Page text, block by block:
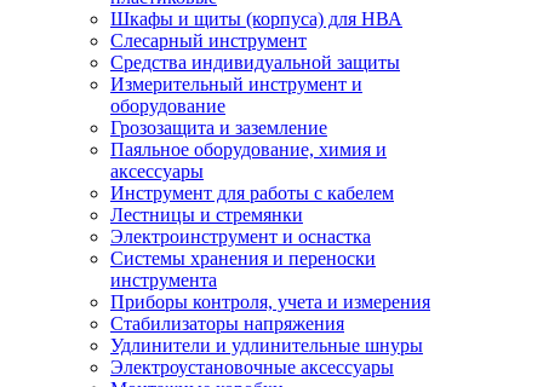
Шкафы и щиты (корпуса) для НВА
Слесарный инструмент
Средства индивидуальной защиты
Измерительный инструмент и
оборудование
Грозозащита и заземление
Паяльное оборудование, химия и
аксессуары
Инструмент для работы с кабелем
Лестницы и стремянки
Электроинструмент и оснастка
Системы хранения и переноски
инструмента
Приборы контроля, учета и измерения
Стабилизаторы напряжения
Удлинители и удлинительные шнуры
Электроустановочные аксессуары